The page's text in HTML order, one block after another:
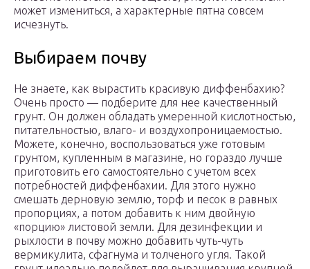
может измениться, а характерные пятна совсем
исчезнуть.
Выбираем почву
Не знаете, как вырастить красивую диффенбахию?
Очень просто — подберите для нее качественный
грунт. Он должен обладать умеренной кислотностью,
питательностью, влаго- и воздухопроницаемостью.
Можете, конечно, воспользоваться уже готовым
грунтом, купленным в магазине, но гораздо лучше
приготовить его самостоятельно с учетом всех
потребностей диффенбахии. Для этого нужно
смешать дерновую землю, торф и песок в равных
пропорциях, а потом добавить к ним двойную
«порцию» листовой земли. Для дезинфекции и
рыхлости в почву можно добавить чуть-чуть
вермикулита, сфагнума и толченого угля. Такой